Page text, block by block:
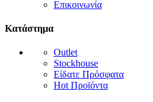
Επικοινωνία
Κατάστημα
Outlet
Stockhouse
Είδατε Πρόσφατα
Hot Προϊόντα